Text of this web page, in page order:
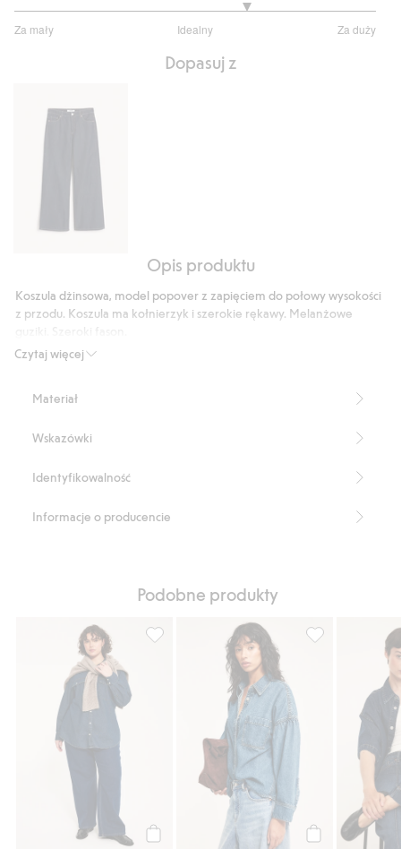
Za mały Idealny Za duży
na
głosów
Dopasuj z
Opis produktu
Czytaj więcej
Koszula dżinsowa, model popover z zapięciem do połowy wysokości
z przodu. Koszula ma kołnierzyk i szerokie rękawy. Melanżowe
Długość: 68 cm w rozmiarze S
Materiał
Wskazówki
Identyfikowalność
Informacje o producencie
Podobne produkty
Koszula dżinsowa, Dodaj do listy ulubione
815928,